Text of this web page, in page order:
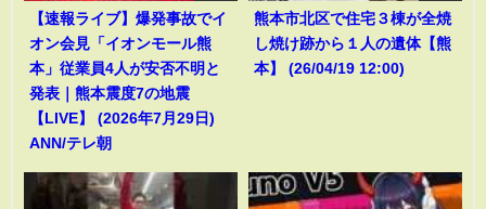
【速報ライブ】爆発事故でイ
オン会見「イオンモール熊
本」従業員4人が安否不明と
発表｜熊本震度7の地震
【LIVE】 (2026年7月29日)
ANN/テレ朝
熊本市北区で住宅３棟が全焼
し焼け跡から１人の遺体【熊
本】 (26/04/19 12:00)